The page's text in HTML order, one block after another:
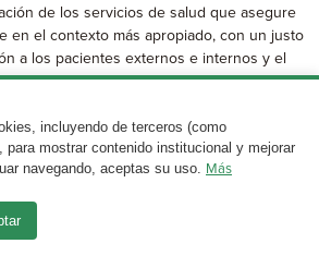
de los servicios de salud que asegure
en el contexto más apropiado, con un justo
a los pacientes externos e internos y el
de esa atención. Los servicios de
en función de las necesidades y
las personas y comunidades, contribuirán a
un papel más activo en su salud y su
cada 7 de abril el Día Mundial de la Salud,
a la acción y ubicar a la salud como un
el desarrollo de las naciones. Para este
incluyendo de terceros (como
para mostrar contenido institucional y mejorar
navegando, aceptas su uso. Más